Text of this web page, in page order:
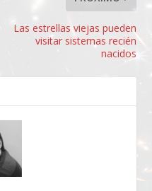
Las estrellas viejas pueden
visitar sistemas recién
nacidos